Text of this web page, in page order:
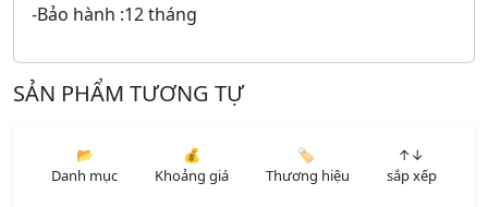
-Bảo hành :12 tháng
SẢN PHẨM TƯƠNG TỰ
📂
Danh mục
💰
Khoảng giá
🏷️
Thương hiệu
↑↓
sắp xếp